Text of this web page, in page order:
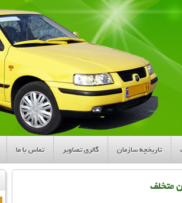
تاریخچه سازمان گالری تصاویر تماس با ما
متخلف